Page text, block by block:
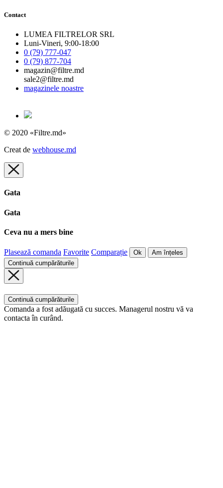
Contact
LUMEA FILTRELOR SRL
Luni-Vineri, 9:00-18:00
0 (79) 777-047
0 (79) 877-704
magazin@filtre.md
sale2@filtre.md
magazinele noastre
© 2020 «Filtre.md»
Creat de webhouse.md
Gata
Gata
Ceva nu a mers bine
Plasează comanda Favorite Comparație Ok
Am înțeles
Continuă cumpărăturile
Continuă cumpărăturile
Comanda a fost adăugată cu succes. Managerul nostru vă va
contacta în curând.